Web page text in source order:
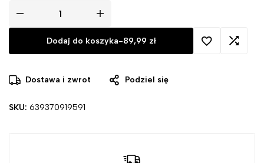
klientów.
Dodaj do koszyka-89,99 zł
Dostawa i zwrot Podziel się
SKU: 639370919591